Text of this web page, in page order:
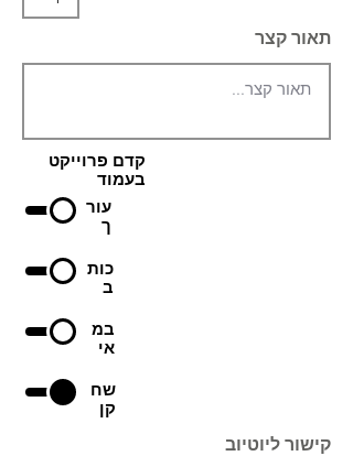
תאור קצר
קדם פרוייקט
בעמוד
עור
ך
כות
ב
במ
אי
שח
קן
קישור ליוטיוב